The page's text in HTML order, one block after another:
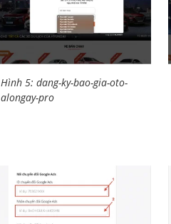
Hình 5: dang-ky-bao-gia-oto-
alongay-pro